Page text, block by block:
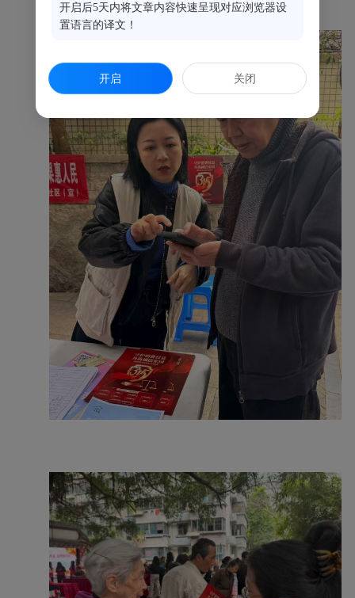
开启后5天内将文章内容快速呈现对应浏览器设
置语言的译文！
开启 关闭